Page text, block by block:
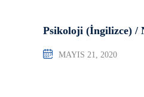
Psikoloji (İngilizce) /
MAYIS 21, 2020